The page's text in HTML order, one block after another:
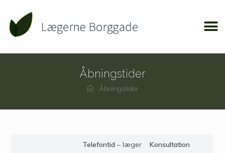
Åbningstider
Åbningstider
Telefontid – læger Konsultation